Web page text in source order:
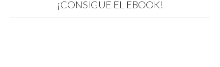
¡CONSIGUE EL EBOOK!